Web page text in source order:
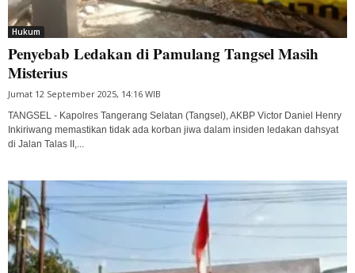
Hukum
Penyebab Ledakan di Pamulang Tangsel Masih
Misterius
Jumat 12 September 2025, 14:16 WIB
TANGSEL - Kapolres Tangerang Selatan (Tangsel), AKBP Victor Daniel Henry
Inkiriwang memastikan tidak ada korban jiwa dalam insiden ledakan dahsyat
di Jalan Talas II,...